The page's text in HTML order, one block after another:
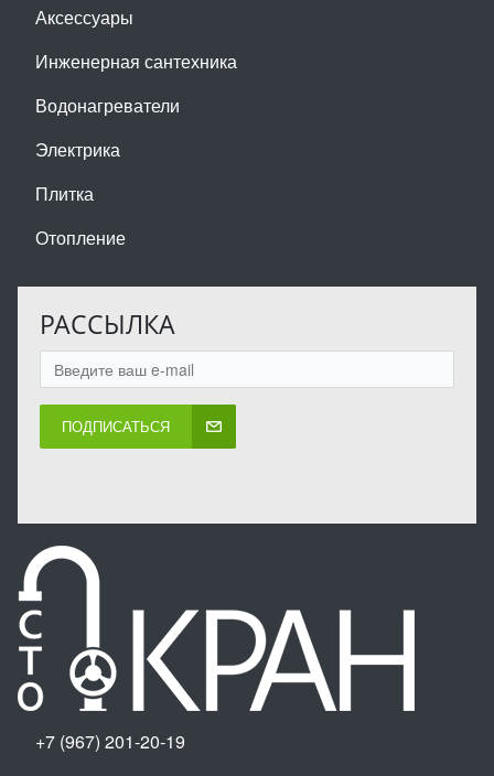
Аксессуары
Инженерная сантехника
Водонагреватели
Электрика
Плитка
Отопление
РАССЫЛКА
ПОДПИСАТЬСЯ
+7 (967) 201-20-19